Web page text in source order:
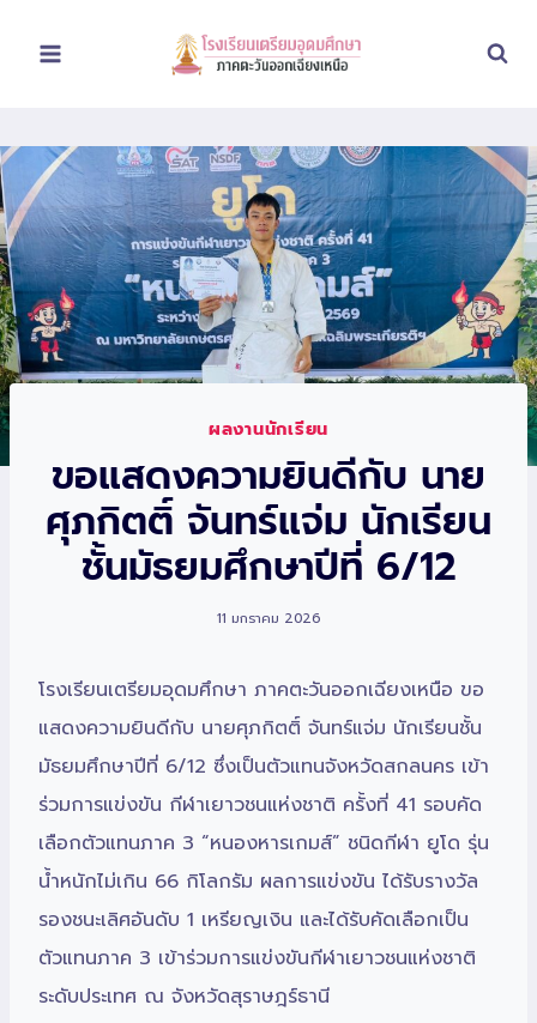
ผลงานนักเรียน
ขอแสดงความยินดีกับ นาย
ศุภกิตติ์ จันทร์แจ่ม นักเรียน
ชั้นมัธยมศึกษาปีที่ 6/12
11 มกราคม 2026
โรงเรียนเตรียมอุดมศึกษา ภาคตะวันออกเฉียงเหนือ ขอ
แสดงความยินดีกับ นายศุภกิตติ์ จันทร์แจ่ม นักเรียนชั้น
มัธยมศึกษาปีที่ 6/12 ซึ่งเป็นตัวแทนจังหวัดสกลนคร เข้า
ร่วมการแข่งขัน กีฬาเยาวชนแห่งชาติ ครั้งที่ 41 รอบคัด
เลือกตัวแทนภาค 3 “หนองหารเกมส์” ชนิดกีฬา ยูโด รุ่น
น้ำหนักไม่เกิน 66 กิโลกรัม ผลการแข่งขัน ได้รับรางวัล
รองชนะเลิศอันดับ 1 เหรียญเงิน และได้รับคัดเลือกเป็น
ตัวแทนภาค 3 เข้าร่วมการแข่งขันกีฬาเยาวชนแห่งชาติ
ระดับประเทศ ณ จังหวัดสุราษฎร์ธานี